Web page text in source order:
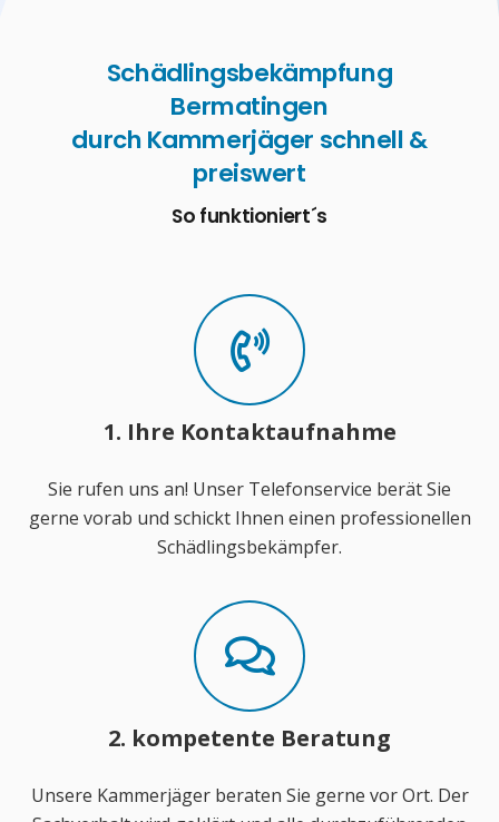
Schädlingsbekämpfung
Bermatingen
durch Kammerjäger schnell &
preiswert
So funktioniert´s
1. Ihre Kontaktaufnahme
Sie rufen uns an! Unser Telefonservice berät Sie
gerne vorab und schickt Ihnen einen professionellen
Schädlingsbekämpfer.
2. kompetente Beratung
Unsere Kammerjäger beraten Sie gerne vor Ort. Der